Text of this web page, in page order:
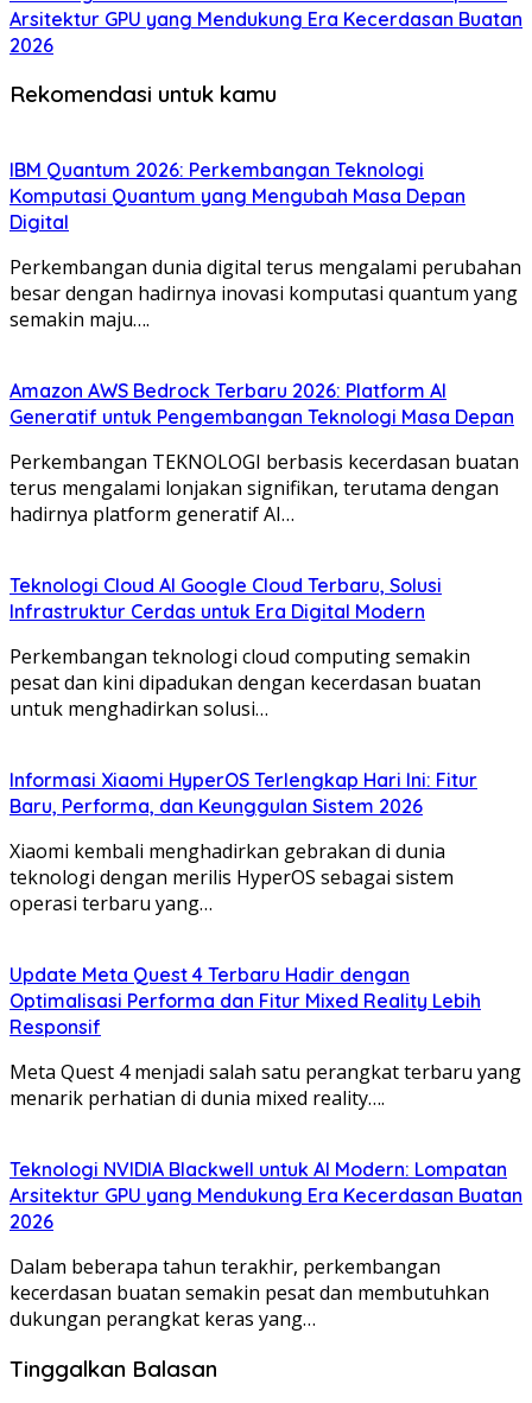
Arsitektur GPU yang Mendukung Era Kecerdasan Buatan
2026
Rekomendasi untuk kamu
IBM Quantum 2026: Perkembangan Teknologi
Komputasi Quantum yang Mengubah Masa Depan
Digital
Perkembangan dunia digital terus mengalami perubahan
besar dengan hadirnya inovasi komputasi quantum yang
semakin maju….
Amazon AWS Bedrock Terbaru 2026: Platform AI
Generatif untuk Pengembangan Teknologi Masa Depan
Perkembangan TEKNOLOGI berbasis kecerdasan buatan
terus mengalami lonjakan signifikan, terutama dengan
hadirnya platform generatif AI…
Teknologi Cloud AI Google Cloud Terbaru, Solusi
Infrastruktur Cerdas untuk Era Digital Modern
Perkembangan teknologi cloud computing semakin
pesat dan kini dipadukan dengan kecerdasan buatan
untuk menghadirkan solusi…
Informasi Xiaomi HyperOS Terlengkap Hari Ini: Fitur
Baru, Performa, dan Keunggulan Sistem 2026
Xiaomi kembali menghadirkan gebrakan di dunia
teknologi dengan merilis HyperOS sebagai sistem
operasi terbaru yang…
Update Meta Quest 4 Terbaru Hadir dengan
Optimalisasi Performa dan Fitur Mixed Reality Lebih
Responsif
Meta Quest 4 menjadi salah satu perangkat terbaru yang
menarik perhatian di dunia mixed reality….
Teknologi NVIDIA Blackwell untuk AI Modern: Lompatan
Arsitektur GPU yang Mendukung Era Kecerdasan Buatan
2026
Dalam beberapa tahun terakhir, perkembangan
kecerdasan buatan semakin pesat dan membutuhkan
dukungan perangkat keras yang…
Tinggalkan Balasan